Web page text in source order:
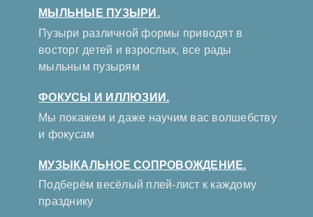
МЫЛЬНЫЕ ПУЗЫРИ.
Пузыри различной формы приводят в
восторг детей и взрослых, все рады
мыльным пузырям
ФОКУСЫ И ИЛЛЮЗИИ.
Мы покажем и даже научим вас волшебству
и фокусам
МУЗЫКАЛЬНОЕ СОПРОВОЖДЕНИЕ.
Подберём весёлый плей-лист к каждому
празднику